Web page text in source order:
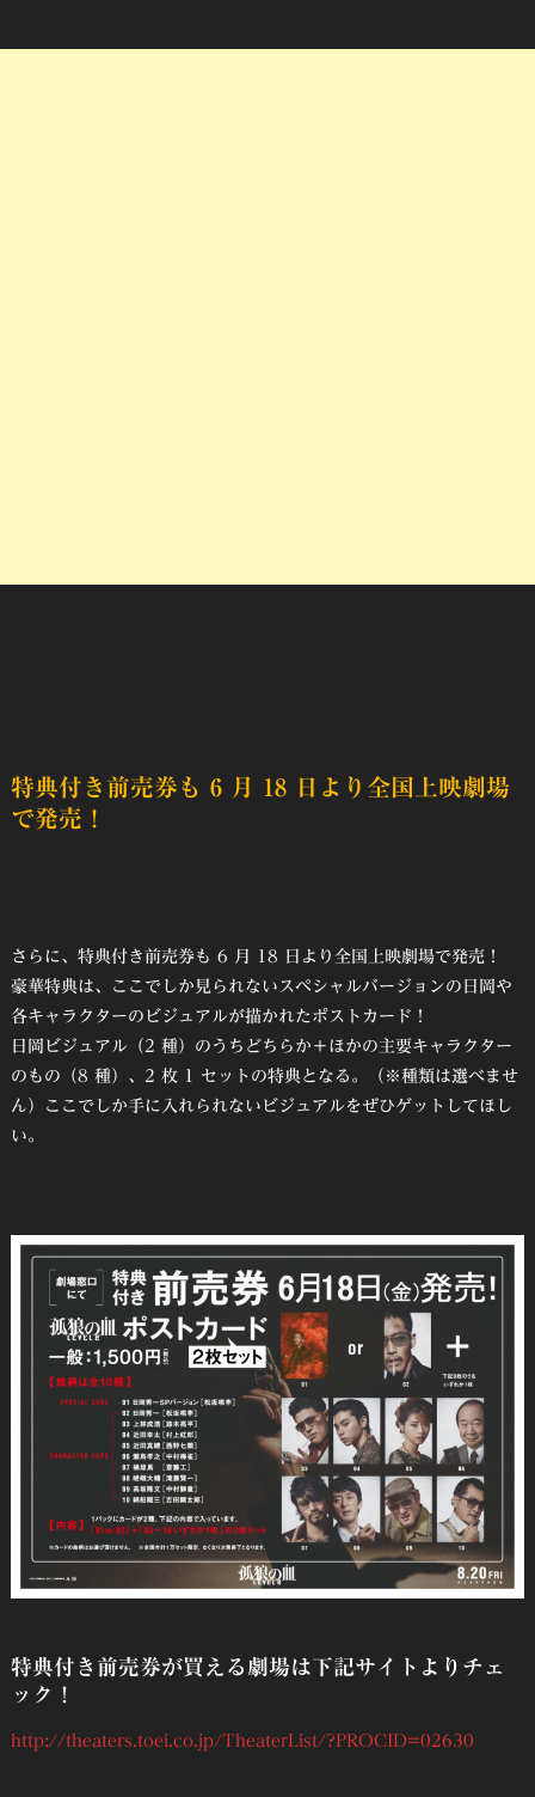
特典付き前売券も 6 月 18 日より全国上映劇場
で発売！
さらに、特典付き前売券も 6 月 18 日より全国上映劇場で発売！
豪華特典は、ここでしか見られないスペシャルバージョンの日岡や
各キャラクターのビジュアルが描かれたポストカード！
日岡ビジュアル（2 種）のうちどちらか＋ほかの主要キャラクター
のもの（8 種）、2 枚 1 セットの特典となる。（※種類は選べませ
ん）ここでしか手に入れられないビジュアルをぜひゲットしてほし
い。
特典付き前売券が買える劇場は下記サイトよりチェ
ック！
http://theaters.toei.co.jp/TheaterList/?PROCID=02630